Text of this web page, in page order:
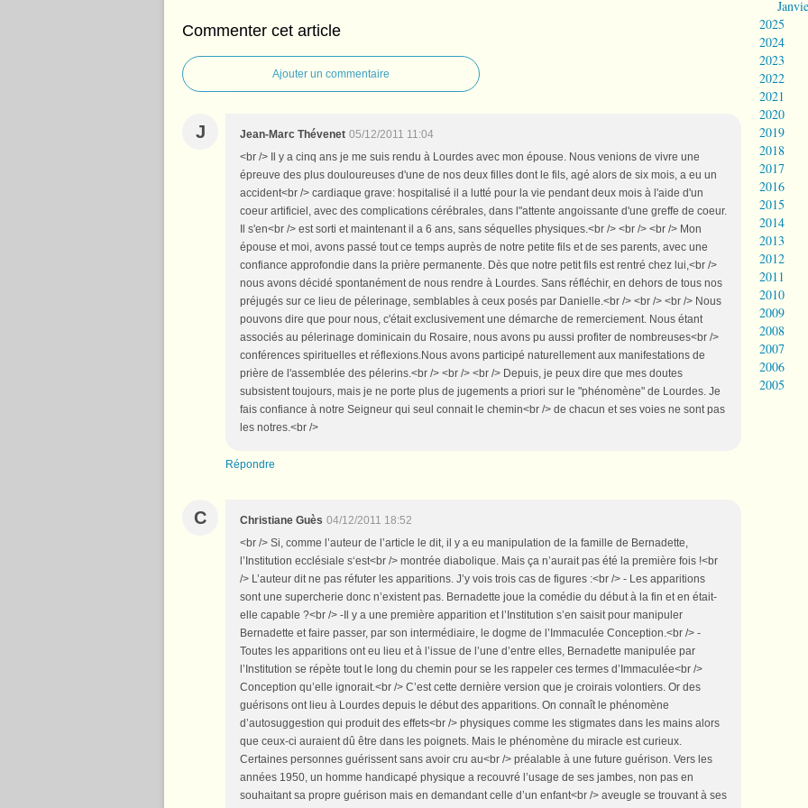
Commenter cet article
Ajouter un commentaire
J Jean-Marc Thévenet 05/12/2011 11:04
<br /> Il y a cinq ans je me suis rendu à Lourdes avec mon épouse. Nous venions de vivre une
épreuve des plus douloureuses d'une de nos deux filles dont le fils, agé alors de six mois, a eu un
accident<br /> cardiaque grave: hospitalisé il a lutté pour la vie pendant deux mois à l'aide d'un
coeur artificiel, avec des complications cérébrales, dans l"attente angoissante d'une greffe de coeur.
Il s'en<br /> est sorti et maintenant il a 6 ans, sans séquelles physiques.<br /> <br /> <br /> Mon
épouse et moi, avons passé tout ce temps auprès de notre petite fils et de ses parents, avec une
confiance approfondie dans la prière permanente. Dès que notre petit fils est rentré chez lui,<br />
nous avons décidé spontanément de nous rendre à Lourdes. Sans réfléchir, en dehors de tous nos
préjugés sur ce lieu de pélerinage, semblables à ceux posés par Danielle.<br /> <br /> <br /> Nous
pouvons dire que pour nous, c'était exclusivement une démarche de remerciement. Nous étant
associés au pélerinage dominicain du Rosaire, nous avons pu aussi profiter de nombreuses<br />
conférences spirituelles et réflexions.Nous avons participé naturellement aux manifestations de
prière de l'assemblée des pélerins.<br /> <br /> <br /> Depuis, je peux dire que mes doutes
subsistent toujours, mais je ne porte plus de jugements a priori sur le "phénomène" de Lourdes. Je
fais confiance à notre Seigneur qui seul connait le chemin<br /> de chacun et ses voies ne sont pas
les notres.<br />
Répondre
C Christiane Guès 04/12/2011 18:52
<br /> Si, comme l’auteur de l’article le dit, il y a eu manipulation de la famille de Bernadette,
l’Institution ecclésiale s‘est<br /> montrée diabolique. Mais ça n’aurait pas été la première fois !<br
/> L’auteur dit ne pas réfuter les apparitions. J’y vois trois cas de figures :<br /> - Les apparitions
sont une supercherie donc n’existent pas. Bernadette joue la comédie du début à la fin et en était-
elle capable ?<br /> -Il y a une première apparition et l’Institution s’en saisit pour manipuler
Bernadette et faire passer, par son intermédiaire, le dogme de l’Immaculée Conception.<br /> -
Toutes les apparitions ont eu lieu et à l’issue de l’une d’entre elles, Bernadette manipulée par
l’Institution se répète tout le long du chemin pour se les rappeler ces termes d’Immaculée<br />
Conception qu’elle ignorait.<br /> C’est cette dernière version que je croirais volontiers. Or des
guérisons ont lieu à Lourdes depuis le début des apparitions. On connaît le phénomène
d’autosuggestion qui produit des effets<br /> physiques comme les stigmates dans les mains alors
que ceux-ci auraient dû être dans les poignets. Mais le phénomène du miracle est curieux.
Certaines personnes guérissent sans avoir cru au<br /> préalable à une future guérison. Vers les
années 1950, un homme handicapé physique a recouvré l’usage de ses jambes, non pas en
souhaitant sa propre guérison mais en demandant celle d’un enfant<br /> aveugle se trouvant à ses
2025
2024
2023
2022
2021
2020
2019
2018
2017
2016
2015
2014
2013
2012
2011
2010
2009
2008
2007
2006
2005